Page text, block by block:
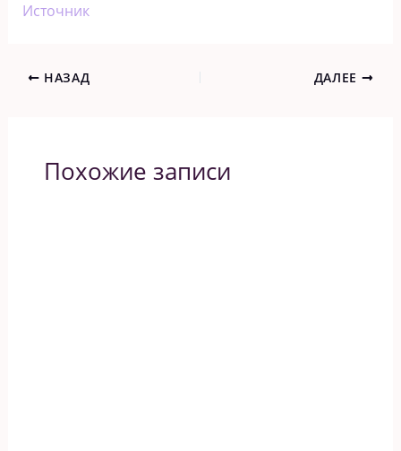
Источник
НАЗАД ДАЛЕЕ
Похожие записи